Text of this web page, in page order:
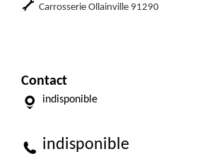
Carrosserie Ollainville 91290
Contact
indisponible
indisponible